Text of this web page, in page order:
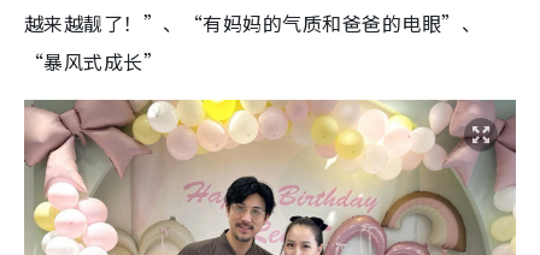
越来越靓了！”、“有妈妈的气质和爸爸的电眼”、
“暴风式成长”